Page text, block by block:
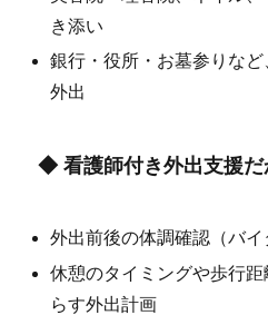
き添い
銀行・役所・お墓参りな
外出
◆ 看護師付き外出支援だ
外出前後の体調確認（バイ
休憩のタイミングや歩行
らす外出計画